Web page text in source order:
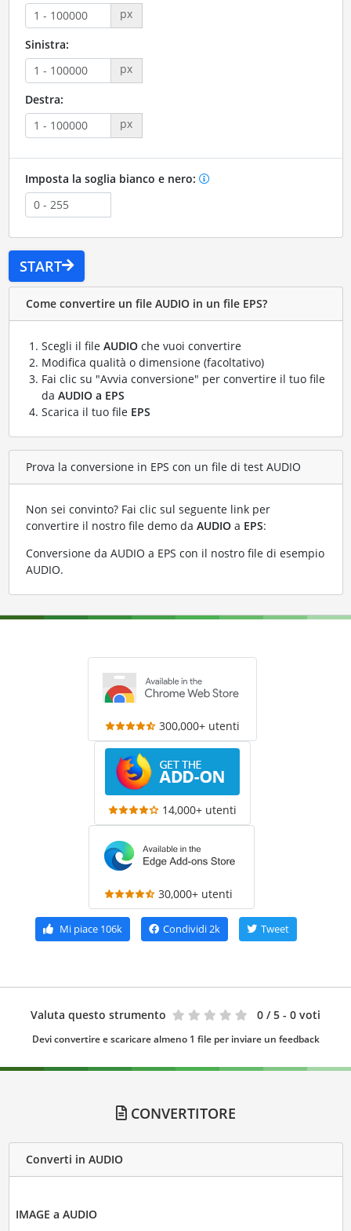
px
Sinistra:
px
Destra:
px
Imposta la soglia bianco e nero:
START
Come convertire un file AUDIO in un file EPS?
Scegli il file AUDIOche vuoi convertire
Modifica qualità o dimensione (facoltativo)
Fai clic su "Avvia conversione" per convertire il tuo file
da AUDIO a EPS
Scarica il tuo file EPS
Prova la conversione in EPS con un file di test AUDIO
Non sei convinto? Fai clic sul seguente link per
convertire il nostro file demo da AUDIOa EPS:
Conversione da AUDIO a EPS con il nostro file di esempio
AUDIO.
300,000+ utenti
14,000+ utenti
30,000+ utenti
Mi piace 106k Condividi2k Tweet
Valuta questo strumento 0 / 5 - 0 voti
Devi convertire e scaricare almeno 1 file per inviare un feedback
CONVERTITORE
Converti in AUDIO
IMAGE a AUDIO